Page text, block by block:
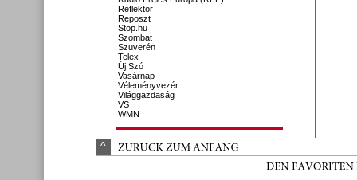
Reflektor
Reposzt
Stop.hu
Szombat
Szuverén
Telex
Új Szó
Vasárnap
Véleményvezér
Világgazdaság
VS
WMN
^ ZURÜCK ZUM ANFANG
DEN FAVORITEN